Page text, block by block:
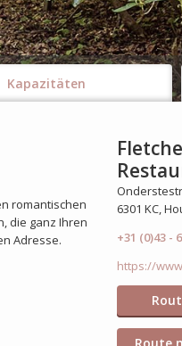
Kapazitäten
romantischen
die ganz Ihren
Adresse.
6301 KC,
+31 (0)43 -
https://